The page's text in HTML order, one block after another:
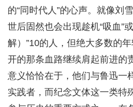
的“同时代人”的心声。就像刘
世后固然也会出现趁机“吸血”
解）”10的人，但绝大多数的
开的那条血路继续肩起前进的
意义恰恰在于，他们与鲁迅一
实践者，而纪念文体这一类特